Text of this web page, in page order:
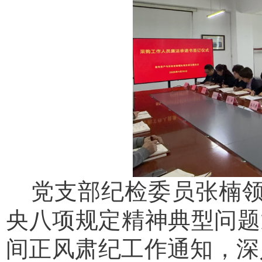
党支部纪检委员张楠
央八项规定精神典型问
间正风肃纪工作通知，